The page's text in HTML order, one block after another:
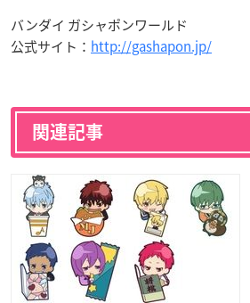
バンダイ ガシャポンワールド
公式サイト： http://gashapon.jp/
関連記事